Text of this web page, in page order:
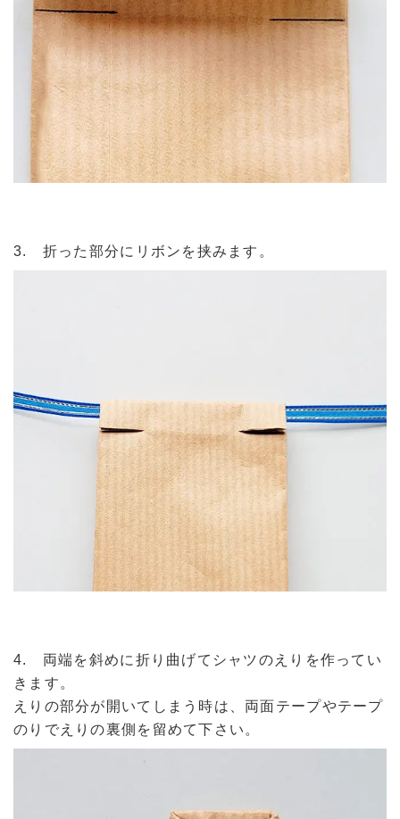
3. 折った部分にリボンを挟みます。
4. 両端を斜めに折り曲げてシャツのえりを作ってい
きます。
えりの部分が開いてしまう時は、両面テープやテープ
のりでえりの裏側を留めて下さい。